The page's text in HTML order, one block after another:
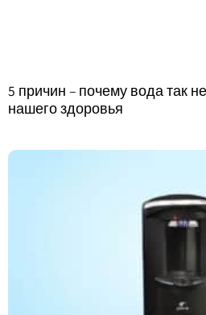
5 причин – почему вода так
нашего здоровья